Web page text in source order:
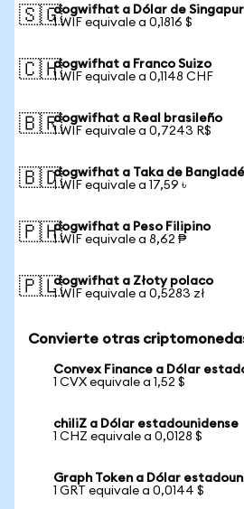
🇸🇬dogwifhat a Dólar de Singapur
1 WIF equivale a 0,1816 $
🇨🇭dogwifhat a Franco Suizo
1 WIF equivale a 0,1148 CHF
🇧🇷dogwifhat a Real brasileño
1 WIF equivale a 0,7243 R$
🇧🇩dogwifhat a Taka de
1 WIF equivale a 17,59 ৳
🇵🇭dogwifhat a Peso Filipino
1 WIF equivale a 8,62 ₱
🇵🇱dogwifhat a Złoty polaco
1 WIF equivale a 0,5283 zł
Convierte otras
Convex Finance a Dólar
1 CVX equivale a 1,52 $
chiliZ a Dólar estadounidense
1 CHZ equivale a 0,0128 $
Graph Token a Dólar
1 GRT equivale a 0,0144 $